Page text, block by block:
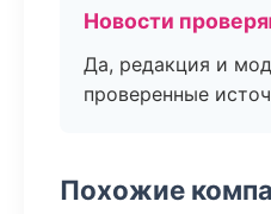
Новости
Да, редакция и
проверенные
Похожие